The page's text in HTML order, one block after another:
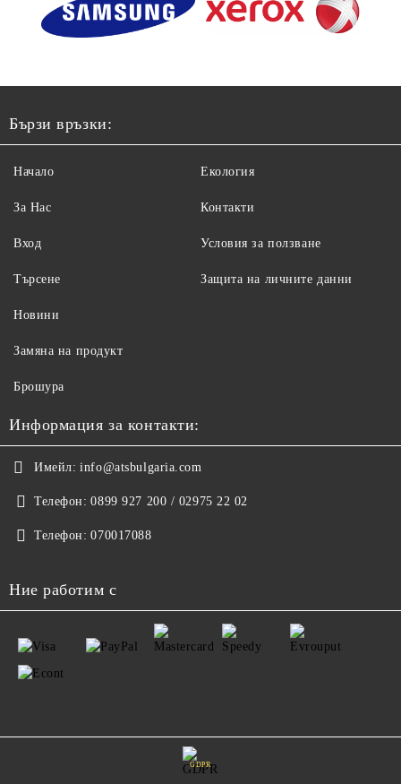
Бързи връзки:
Начало
За Нас
Вход
Търсене
Екология
Контакти
Условия за ползване
Защита на личните данни
Новини
Замяна на продукт
Брошура
Информация за контакти:
Имейл: info@atsbulgaria.com
Телефон: 0899 927 200 / 02975 22 02
Телефон: 070017088
Ние работим с
GDPR